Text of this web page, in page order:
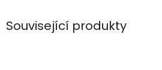
Související produkty